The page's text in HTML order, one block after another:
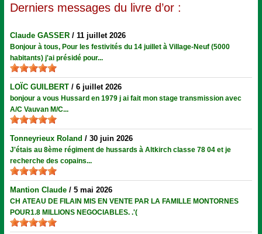
Derniers messages du livre d’or :
Claude GASSER /11 juillet 2026
Bonjour à tous, Pour les festivités du 14 juillet à Village-Neuf (5000
habitants) j'ai présidé pour...
LOÏC GUILBERT /6 juillet 2026
bonjour a vous Hussard en 1979 j ai fait mon stage transmission avec
A/C Vauvan M/C...
Tonneyrieux Roland /30 juin 2026
J'étais au 8ème régiment de hussards à Altkirch classe 78 04 et je
recherche des copains...
Mantion Claude /5 mai 2026
CH ATEAU DE FILAIN MIS EN VENTE PAR LA FAMILLE MONTORNES
POUR1.8 MILLIONS NEGOCIABLES. .'(